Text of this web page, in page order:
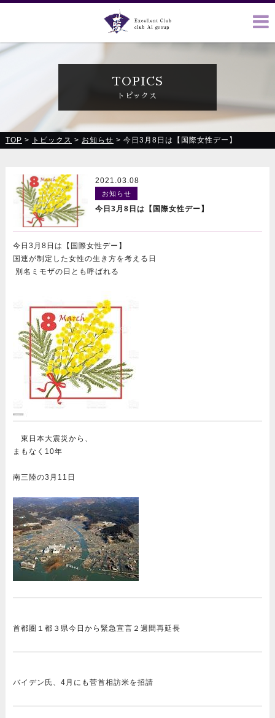
クラブ藍(あい)、クラブ恋(れん)、ルミナス、浪漫館で皆様の
お越しをお待ちしております
TOPICS
トピックス
TOP > トピックス > お知らせ > 今日3月8日は【国際女性デー】
2021.03.08
お知らせ
今日3月8日は【国際女性デー】
今日3月8日は【国際女性デー】
国連が制定した女性の生き方を考える日
別名ミモザの日とも呼ばれる
東日本大震災から、
まもなく10年
南三陸の3月11日
首都圏１都３県今日から緊急宣言 ２週間再延長
バイデン氏、4月にも菅首相訪米を招請